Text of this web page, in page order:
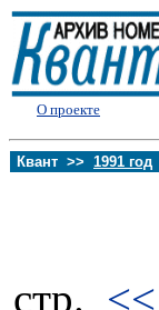
О проекте
Квант >> 1991 год
стp. <<